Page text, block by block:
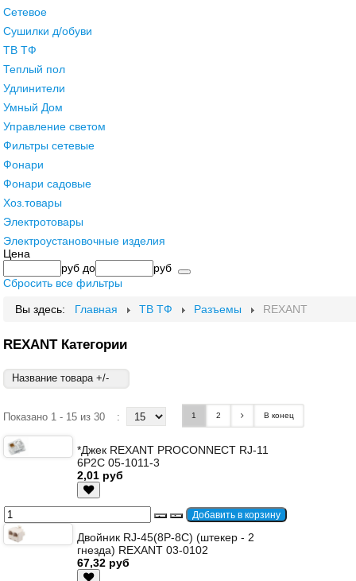
Сетевое
Сушилки д/обуви
ТВ ТФ
Теплый пол
Удлинители
Умный Дом
Управление светом
Фильтры сетевые
Фонари
Фонари садовые
Хоз.товары
Электротовары
Электроустановочные изделия
Цена
руб до
руб
Сбросить все фильтры
Вы здесь: Главная ТВ ТФ Разъемы REXANT
REXANT Категории
Название товара +/-
Показано 1 - 15 из 30 : 1 2 В конец
*Джек REXANT PROCONNECT RJ-11
6P2C 05-1011-3
2,01 руб
Двойник RJ-45(8P-8C) (штекер - 2
гнезда) REXANT 03-0102
67,32 руб